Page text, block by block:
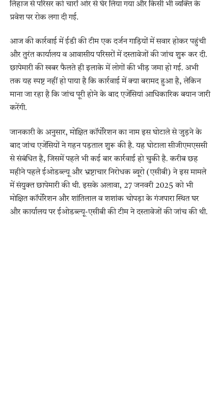
लिहाज से परिसर को चारों ओर से घेर लिया गया और किसी भी व्यक्ति के
प्रवेश पर रोक लगा दी गई.
आज की कार्रवाई में ईडी की टीम एक दर्जन गाड़ियों में सवार होकर पहुंची
और तुरंत कार्यालय व आवासीय परिसरों में दस्तावेजों की जांच शुरू कर दी.
छापेमारी की खबर फैलते ही इलाके में लोगों की भीड़ जमा हो गई. अभी
तक यह स्पष्ट नहीं हो पाया है कि कार्रवाई में क्या बरामद हुआ है, लेकिन
माना जा रहा है कि जांच पूरी होने के बाद एजेंसियां आधिकारिक बयान जारी
करेंगी.
जानकारी के अनुसार, मोक्षित कॉर्पोरेशन का नाम इस घोटाले से जुड़ने के
बाद जांच एजेंसियों ने गहन पड़ताल शुरू की है. यह घोटाला सीजीएमएससी
से संबंधित है, जिसमें पहले भी कई बार कार्रवाई हो चुकी है. करीब छह
महीने पहले ईओडब्ल्यू और भ्रष्टाचार निरोधक ब्यूरो (एसीबी) ने इस मामले
में संयुक्त छापेमारी की थी. इसके अलावा, 27 जनवरी 2025 को भी
मोक्षित कॉर्पोरेशन और शांतिलाल व शशांक चोपड़ा के गंजपारा स्थित घर
और कार्यालय पर ईओडब्ल्यू-एसीबी की टीम ने दस्तावेजों की जांच की थी.